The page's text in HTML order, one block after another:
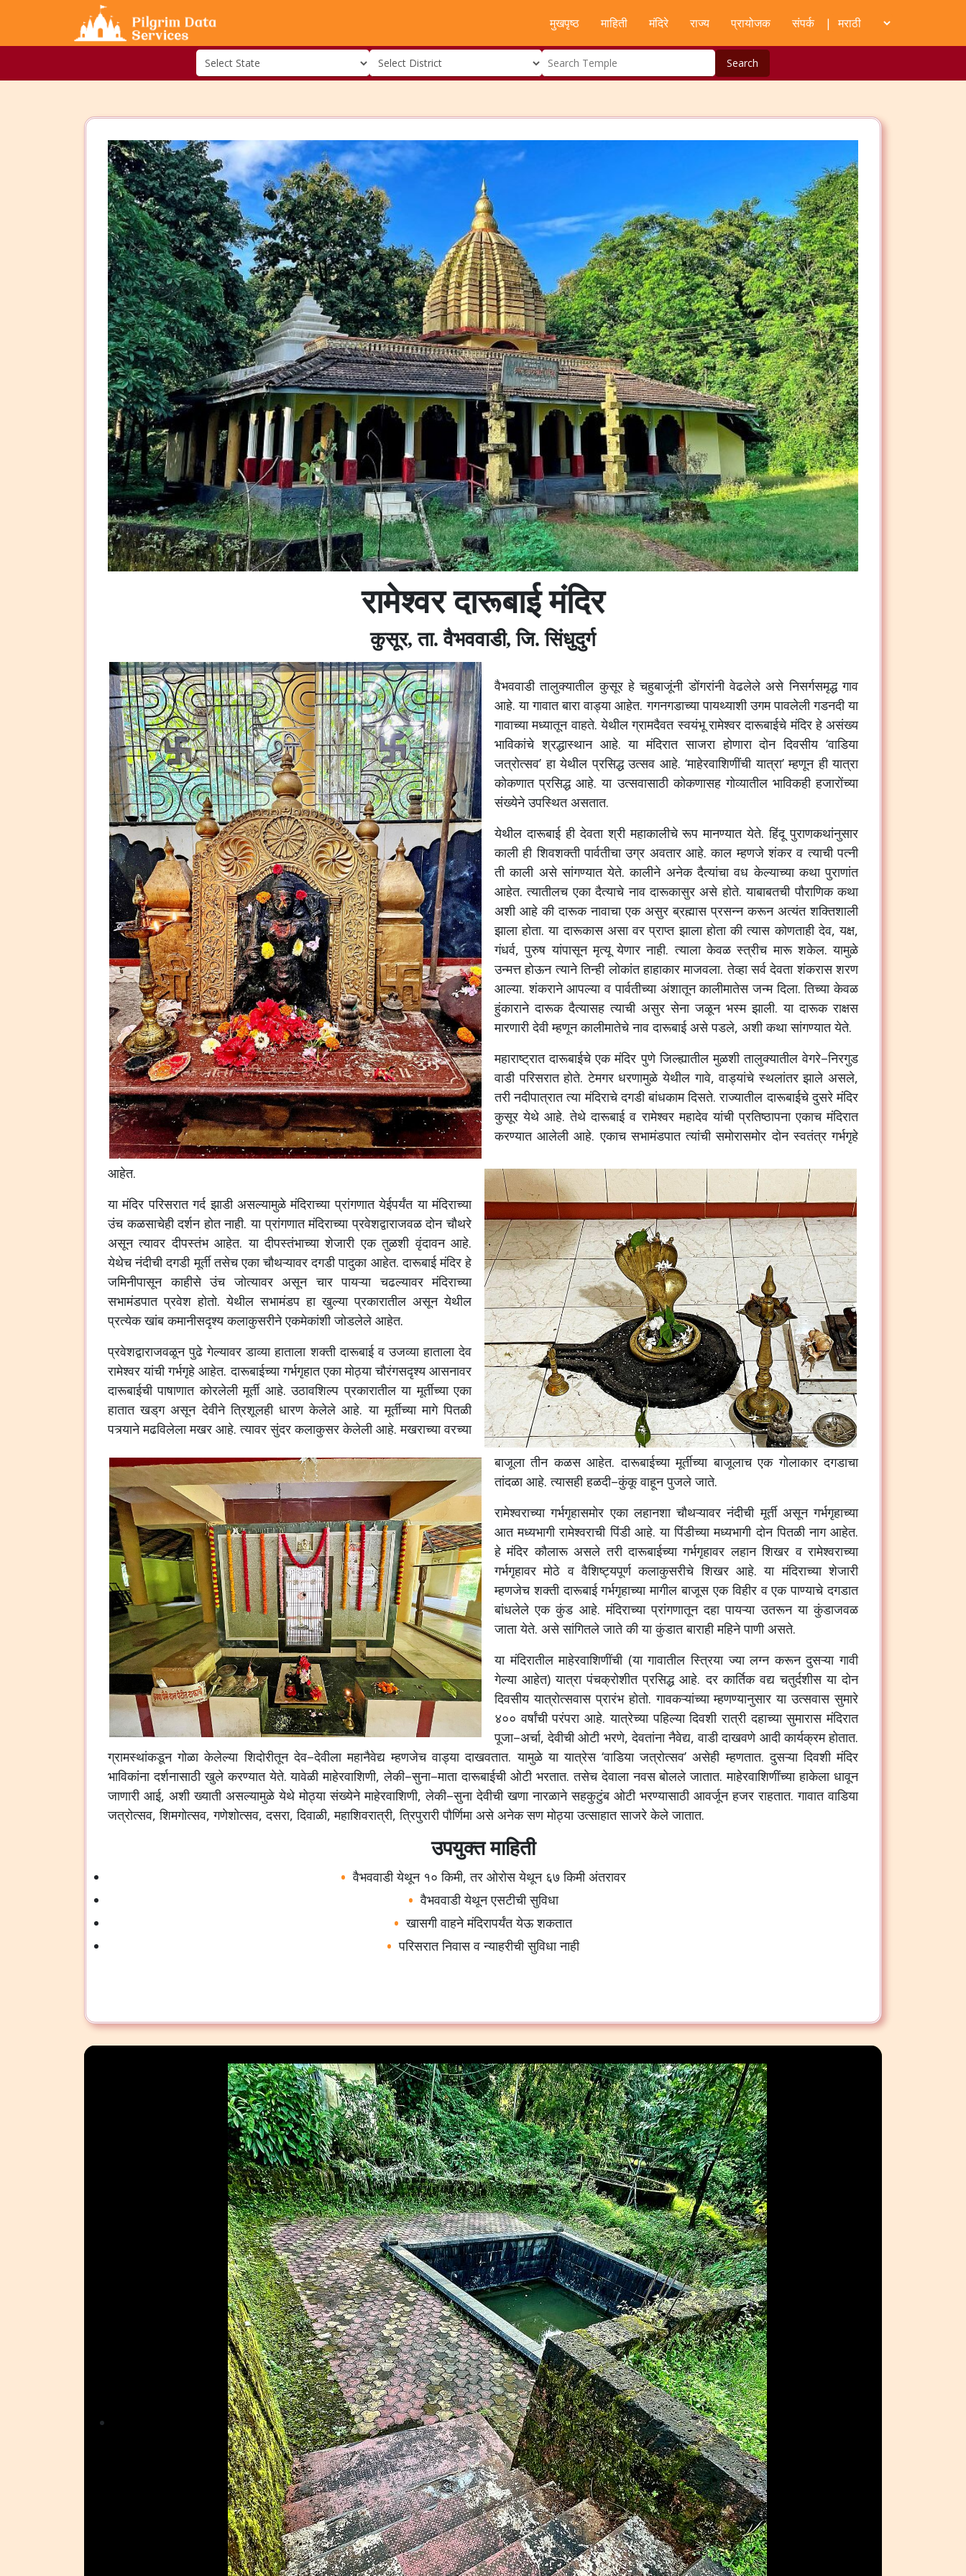
मुखपृष्ठ माहिती मंदिरे राज्य प्रायोजक संपर्क |
Search
रामेश्वर दारूबाई मंदिर
कुसूर, ता. वैभववाडी, जि. सिंधुदुर्ग
वैभववाडी तालुक्यातील कुसूर हे चहुबाजूंनी डोंगरांनी वेढलेले असे निसर्गसमृद्ध गाव
आहे.या गावात बारा वाड्या आहेत.गगनगडाच्या पायथ्याशी उगम पावलेली गडनदी या
गावाच्या मध्यातून वाहते.येथील ग्रामदैवत स्वयंभू रामेश्वर दारूबाईचे मंदिर हे असंख्य
भाविकांचे श्रद्धास्थान आहे.या मंदिरात साजरा होणारा दोन दिवसीय‘वाडिया
जत्रोत्सव’हा येथील प्रसिद्ध उत्सव आहे. ‘माहेरवाशिणींची यात्रा’म्हणून ही यात्रा
कोकणात प्रसिद्ध आहे.या उत्सवासाठी कोकणासह गोव्यातील भाविकही हजारोंच्या
संख्येने उपस्थित असतात.
येथील दारूबाई ही देवता श्री महाकालीचे रूप मानण्यात येते.हिंदू पुराणकथांनुसार
काली ही शिवशक्ती पार्वतीचा उग्र अवतार आहे.काल म्हणजे शंकर व त्याची पत्नी
ती काली असे सांगण्यात येते.कालीने अनेक दैत्यांचा वध केल्याच्या कथा पुराणांत
आहेत.त्यातीलच एका दैत्याचे नाव दारूकासुर असे होते.याबाबतची पौराणिक कथा
अशी आहे की दारूक नावाचा एक असुर ब्रह्मास प्रसन्न करून अत्यंत शक्तिशाली
झाला होता.या दारूकास असा वर प्राप्त झाला होता की त्यास कोणताही देव,यक्ष,
गंधर्व,पुरुष यांपासून मृत्यू येणार नाही.त्याला केवळ स्त्रीच मारू शकेल.यामुळे
उन्मत्त होऊन त्याने तिन्ही लोकांत हाहाकार माजवला.तेव्हा सर्व देवता शंकरास शरण
आल्या.शंकराने आपल्या व पार्वतीच्या अंशातून कालीमातेस जन्म दिला.तिच्या केवळ
हुंकाराने दारूक दैत्यासह त्याची असुर सेना जळून भस्म झाली.या दारूक राक्षस
मारणारी देवी म्हणून कालीमातेचे नाव दारूबाई असे पडले, अशी कथा सांगण्यात येते.
महाराष्ट्रात दारूबाईचे एक मंदिर पुणे जिल्ह्यातील मुळशी तालुक्यातील वेगरे–निरगुड
वाडी परिसरात होते.टेमगर धरणामुळे येथील गावे,वाड्यांचे स्थलांतर झाले असले,
तरी नदीपात्रात त्या मंदिराचे दगडी बांधकाम दिसते.राज्यातील दारूबाईचे दुसरे मंदिर
कुसूर येथे आहे.तेथे दारूबाई व रामेश्वर महादेव यांची प्रतिष्ठापना एकाच मंदिरात
करण्यात आलेली आहे.एकाच सभामंडपात त्यांची समोरासमोर दोन स्वतंत्र गर्भगृहे
आहेत.
या मंदिर परिसरात गर्द झाडी असल्यामुळे मंदिराच्या प्रांगणात येईपर्यंत या मंदिराच्या
उंच कळसाचेही दर्शन होत नाही.या प्रांगणात मंदिराच्या प्रवेशद्वाराजवळ दोन चौथरे
असून त्यावर दीपस्तंभ आहेत.या दीपस्तंभाच्या शेजारी एक तुळशी वृंदावन आहे.
येथेच नंदीची दगडी मूर्ती तसेच एका चौथऱ्यावर दगडी पादुका आहेत.दारूबाई मंदिर हे
जमिनीपासून काहीसे उंच जोत्यावर असून चार पायऱ्या चढल्यावर मंदिराच्या
सभामंडपात प्रवेश होतो.येथील सभामंडप हा खुल्या प्रकारातील असून येथील
प्रत्येक खांब कमानीसदृश्य कलाकुसरीने एकमेकांशी जोडलेले आहेत.
प्रवेशद्वाराजवळून पुढे गेल्यावर डाव्या हाताला शक्ती दारूबाई व उजव्या हाताला देव
रामेश्वर यांची गर्भगृहे आहेत.दारूबाईच्या गर्भगृहात एका मोठ्या चौरंगसदृश्य आसनावर
दारूबाईची पाषाणात कोरलेली मूर्ती आहे.उठावशिल्प प्रकारातील या मूर्तीच्या एका
हातात खड्‌ग असून देवीने त्रिशूलही धारण केलेले आहे.या मूर्तीच्या मागे पितळी
पत्र्याने मढविलेला मखर आहे.त्यावर सुंदर कलाकुसर केलेली आहे.मखराच्या वरच्या
बाजूला तीन कळस आहेत.दारूबाईच्या मूर्तीच्या बाजूलाच एक गोलाकार दगडाचा
तांदळा आहे.त्यासही हळदी–कुंकू वाहून पुजले जाते.
रामेश्वराच्या गर्भगृहासमोर एका लहानशा चौथऱ्यावर नंदीची मूर्ती असून गर्भगृहाच्या
आत मध्यभागी रामेश्वराची पिंडी आहे.या पिंडीच्या मध्यभागी दोन पितळी नाग आहेत.
हे मंदिर कौलारू असले तरी दारूबाईच्या गर्भगृहावर लहान शिखर व रामेश्वराच्या
गर्भगृहावर मोठे व वैशिष्ट्यपूर्ण कलाकुसरीचे शिखर आहे.या मंदिराच्या शेजारी
म्हणजेच शक्ती दारूबाई गर्भगृहाच्या मागील बाजूस एक विहीर व एक पाण्याचे दगडात
बांधलेले एक कुंड आहे.मंदिराच्या प्रांगणातून दहा पायऱ्या उतरून या कुंडाजवळ
जाता येते. असे सांगितले जाते की या कुंडात बाराही महिने पाणी असते.
या मंदिरातील माहेरवाशिणींची(या गावातील स्त्रिया ज्या लग्न करून दुसऱ्या गावी
गेल्या आहेत)यात्रा पंचक्रोशीत प्रसिद्ध आहे.दर कार्तिक वद्य चतुर्दशीस या दोन
दिवसीय यात्रोत्सवास प्रारंभ होतो.गावकऱ्यांच्या म्हणण्यानुसार या उत्सवास सुमारे
४०० वर्षांची परंपरा आहे.यात्रेच्या पहिल्या दिवशी रात्री दहाच्या सुमारास मंदिरात
पूजा–अर्चा,देवीची ओटी भरणे,देवतांना नैवेद्य,वाडी दाखवणे आदी कार्यक्रम होतात.
ग्रामस्थांकडून गोळा केलेल्या शिदोरीतून देव–देवीला महानैवेद्य म्हणजेच वाड्या दाखवतात.यामुळे या यात्रेस‘वाडिया जत्रोत्सव’असेही म्हणतात.दुसऱ्या दिवशी मंदिर
भाविकांना दर्शनासाठी खुले करण्यात येते.यावेळी माहेरवाशिणी,लेकी–सुना–माता दारूबाईची ओटी भरतात.तसेच देवाला नवस बोलले जातात.माहेरवाशिणींच्या हाकेला धावून
जाणारी आई, अशी ख्याती असल्यामुळे येथे मोठ्या संख्येने माहेरवाशिणी,लेकी–सुना देवीची खणा नारळाने सहकुटुंब ओटी भरण्यासाठी आवर्जून हजर राहतात.गावात वाडिया
जत्रोत्सव,शिमगोत्सव,गणेशोत्सव,दसरा,दिवाळी,महाशिवरात्री,त्रिपुरारी पौर्णिमा असे अनेक सण मोठ्या उत्साहात साजरे केले जातात.
उपयुक्त माहिती
वैभववाडी येथून १० किमी,तर ओरोस येथून ६७ किमी अंतरावर
वैभववाडी येथून एसटीची सुविधा
खासगी वाहने मंदिरापर्यंत येऊ शकतात
परिसरात निवास व न्याहरीची सुविधा नाही